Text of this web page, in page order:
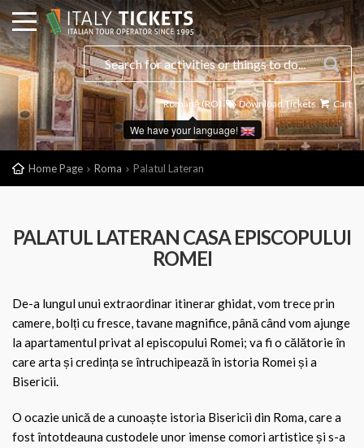
Română (RO)
We have your language!
Download Tickets Cart
Home Page Roma Palatul Lateran
PALATUL LATERAN CASA EPISCOPULUI
ROMEI
De-a lungul unui extraordinar itinerar ghidat, vom trece prin
camere, bolți cu fresce, tavane magnifice, până când vom ajunge
la apartamentul privat al episcopului Romei; va fi o călătorie în
care arta și credința se întruchipează în istoria Romei și a
Bisericii.
O ocazie unică de a cunoaște istoria Bisericii din Roma, care a
fost întotdeauna custodele unor imense comori artistice și s-a